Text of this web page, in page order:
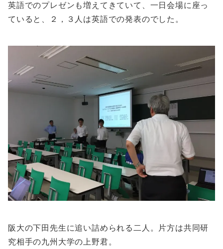
英語でのプレゼンも増えてきていて、一日会場に座っ
ていると、２，３人は英語での発表のでした。
阪大の下田先生に追い詰められる二人。片方は共同研
究相手の九州大学の上野君。